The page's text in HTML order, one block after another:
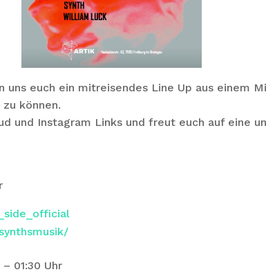
euch ein mitreisendes Line Up aus einem
können.
und Instagram Links und freut euch auf eine
01:30 Uhr